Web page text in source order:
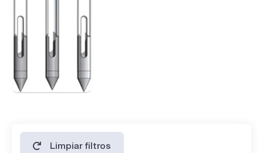
Limpiar filtros